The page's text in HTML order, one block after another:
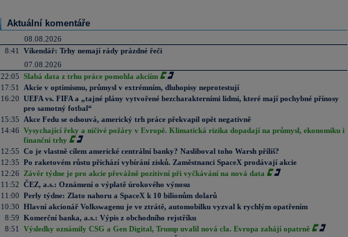
Aktuální komentáře
08.08.2026
8:41
Víkendář: Trhy nemají rády prázdné řeči
07.08.2026
22:05 Slabá data z trhu práce pomohla akciím
17:51
Akcie v optimismu, průmysl v extrémním, dluhopisy neprotestují
16:20 UEFA vs. FIFA a „tajné plány vytvořené bezcharakterními lidmi, které mají pochybné přínosy
pro samotný fotbal“
15:35
Akce Fedu se odsouvá, americký trh práce překvapil opět negativně
14:46 Vysychající řeky a ničivé požáry v Evropě. Klimatická rizika dopadají na průmysl, ekonomiku i
finanční trhy
12:55 Co je vlastně cílem americké centrální banky? Nasliboval toho Warsh příliš?
12:35 Po raketovém růstu přichází vybírání zisků. Zaměstnanci SpaceX prodávají akcie
12:26
Závěr týdne je pro akcie převážně pozitivní při vyčkávání na nová data
11:52 ČEZ, a.s.: Oznámení o výplatě úrokového výnosu
11:00 Perly týdne: Zlato nahoru a SpaceX k 10 bilionům dolarů
10:30 Hlavní akcionář Volkswagenu je ve ztrátě, automobilku vyzval k rychlým opatřením
8:59 Komerční banka, a.s.: Výpis z obchodního rejstříku
8:51
Výsledky oznámily CSG a Gen Digital, Trump uvalil nová cla. Evropa zahájí opatrně